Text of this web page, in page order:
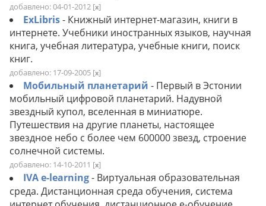
добавлено: 04-01-2012 [x]
ExLibris- Книжный интернет-магазин, книги в
интернете. Учебники иностранных языков, научная
книга, учебная литература, учебные книги, поиск
книг.
добавлено: 17-09-2005 [x]
Мобильный планетарий - Первый в Эстонии
мобильный цифровой планетарий. Надувной
звездный купол, вселенная в миниатюре.
Путешествия на другие планеты, настоящее
звездное небо с более чем 600000 звезд, строение
солнечной системы.
добавлено: 14-10-2011 [x]
IVA e-learning- Виртуальная образовательная
среда. Дистанционная среда обучения, система